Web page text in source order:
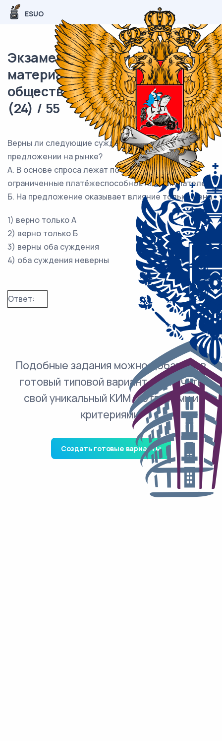
ESUO
Экзаменационный (типовой)
материал ОГЭ /
обществознание / 09 задания
(24) / 55
Верны ли следующие суждения о спросе и
предложении на рынке?
А. В основе спроса лежат потребности,
ограниченные платёжеспособностью покупателей.
Б. На предложение оказывает влияние только цена.
1) верно только А
2) верно только Б
3) верны оба суждения
4) оба суждения неверны
Ответ:
Подобные задания можно добавить в
готовый типовой вариант и получить
свой уникальный КИМ с ответами и
критериями.
Создать готовые варианты